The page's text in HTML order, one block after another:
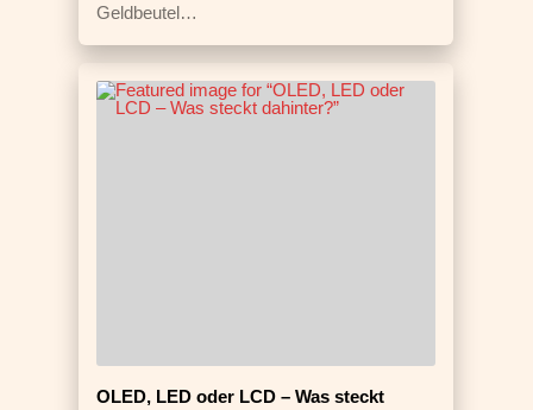
Geldbeutel…
OLED, LED oder LCD – Was steckt